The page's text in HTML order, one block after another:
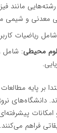
مانند
معدنی و
ریاضیات
محیطی: شامل
بر پایه
دانشگاه‌های
فراهم می‌کنند.